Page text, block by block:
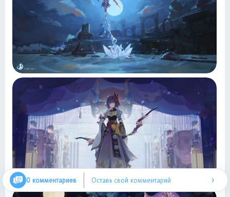
0 комментариев Оставь свой комментарий ›